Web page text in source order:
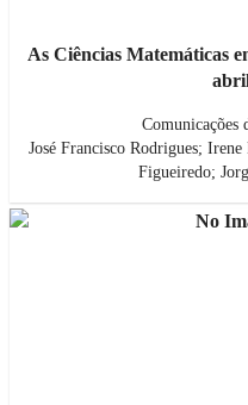
As Ciências Matemáticas
Comunicações
José Francisco Rodrigues;
Figueiredo;